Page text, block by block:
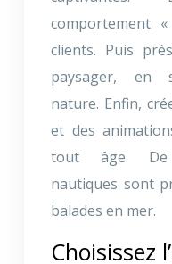
comportement
clients. Puis
paysager, en
nature. Enfin,
et des
tout âge. De
nautiques sont
balades en mer.
Choisissez